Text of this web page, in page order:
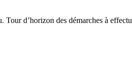
d’horizon des démarches à